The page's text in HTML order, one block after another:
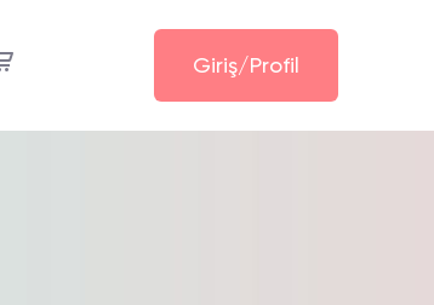
Giriş/Profil